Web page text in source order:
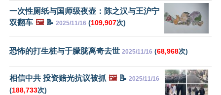
一次性厕纸与国师级夜壶：陈之汉与王沪宁
双翻车 🖼️📝 2025/11/16 (109,907次)
恐怖的打生桩与于朦胧离奇去世 2025/11/16 (68,968次)
相信中共 投资赔光抗议被抓 🖼️📝 2025/11/16
(188,733次)